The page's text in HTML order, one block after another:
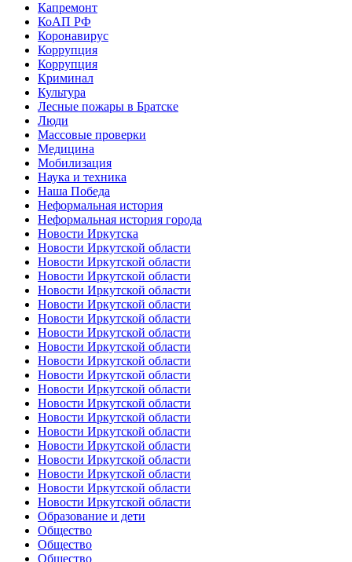
Капремонт
КоАП РФ
Коронавирус
Коррупция
Коррупция
Криминал
Культура
Лесные пожары в Братске
Люди
Массовые проверки
Медицина
Мобилизация
Наука и техника
Наша Победа
Неформальная история
Неформальная история города
Новости Иркутска
Новости Иркутской области
Новости Иркутской области
Новости Иркутской области
Новости Иркутской области
Новости Иркутской области
Новости Иркутской области
Новости Иркутской области
Новости Иркутской области
Новости Иркутской области
Новости Иркутской области
Новости Иркутской области
Новости Иркутской области
Новости Иркутской области
Новости Иркутской области
Новости Иркутской области
Новости Иркутской области
Новости Иркутской области
Новости Иркутской области
Новости Иркутской области
Образование и дети
Общество
Общество
Общество